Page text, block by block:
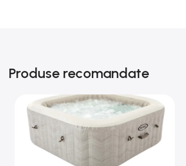
Produse recomandate